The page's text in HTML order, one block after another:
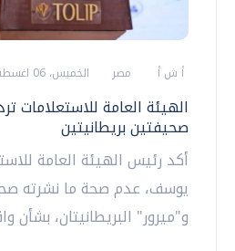
أ ش أ مصر الخميس، 06 اغسطس 2026 08:44 م
الهيئة العامة للاستعلامات
صحيفتين بريطانيتين
أكد رئيس الهيئة العامة
يوسف، عدم صحة ما نشرته
و"ميرور" البريطانيتان، بشأن